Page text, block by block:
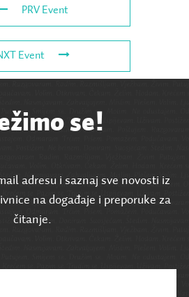
PRV Event
Event
se!
adresu i saznaj sve novosti iz
na događaje i preporuke za
čitanje.